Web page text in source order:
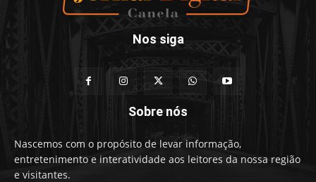
Nos siga
Sobre nós
Nascemos com o propósito de levar informação,
entretenimento e interatividade aos leitores da nossa região
e visitantes.